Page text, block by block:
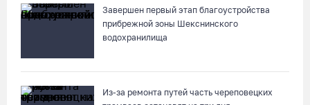
Завершен первый этап благоустройства
прибрежной зоны Шекснинского
водохранилища
Из-за ремонта путей часть череповецких